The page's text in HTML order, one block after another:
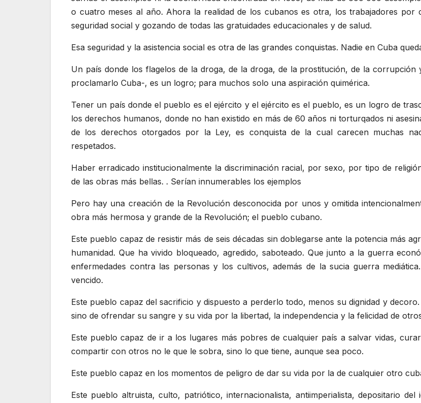
o cuatro meses al año. Ahora la realidad de los cubanos es otra, los trabajadores
seguridad social y gozando de todas las gratuidades educacionales y de salud.
Esa seguridad y la asistencia social es otra de las grandes conquistas. Nadie en Cuba
Un país donde los flagelos de la droga, de la droga, de la prostitución, de la corrupción
proclamarlo Cuba-, es un logro; para muchos solo una aspiración quimérica.
Tener un país donde el pueblo es el ejército y el ejército es el pueblo, es un logro de
los derechos humanos, donde no han existido en más de 60 años ni torturqados ni
de los derechos otorgados por la Ley, es conquista de la cual carecen muchas
respetados.
Haber erradicado institucionalmente la discriminación racial, por sexo, por tipo de
de las obras más bellas. . Serían innumerables los ejemplos
Pero hay una creación de la Revolución desconocida por unos y omitida
obra más hermosa y grande de la Revolución; el pueblo cubano.
Este pueblo capaz de resistir más de seis décadas sin doblegarse ante la potencia más
humanidad. Que ha vivido bloqueado, agredido, saboteado. Que junto a la guerra
enfermedades contra las personas y los cultivos, además de la sucia guerra
vencido.
Este pueblo capaz del sacrificio y dispuesto a perderlo todo, menos su dignidad y
sino de ofrendar su sangre y su vida por la libertad, la independencia y la felicidad de
Este pueblo capaz de ir a los lugares más pobres de cualquier país a salvar vidas,
compartir con otros no le que le sobra, sino lo que tiene, aunque sea poco.
Este pueblo capaz en los momentos de peligro de dar su vida por la de cualquier otro
Este pueblo altruista, culto, patriótico, internacionalista, antiimperialista, depositario